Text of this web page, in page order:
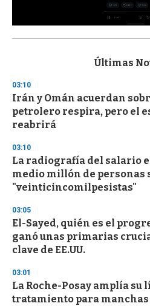
s
d
s
o
f
3
s
e
c
o
n
Últimas
03:10
Irán y Omán acuerdan
petrolero respira, pero el
reabrirá
03:10
La radiografía del salario
medio millón de personas
"veinticincomilpesistas"
03:05
El-Sayed, quién es el
ganó unas primarias
clave de EE.UU.
03:01
La Roche-Posay amplía su
tratamiento para